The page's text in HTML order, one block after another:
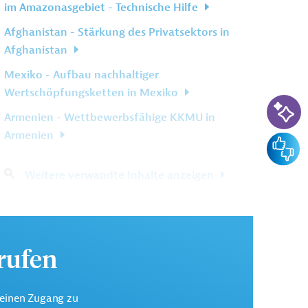
im Amazonasgebiet - Technische Hilfe
Afghanistan - Stärkung des Privatsektors in
Afghanistan
Mexiko - Aufbau nachhaltiger
Wertschöpfungsketten in Mexiko
Armenien - Wettbewerbsfähige KKMU in
Armenien
Zugang zu
KI-